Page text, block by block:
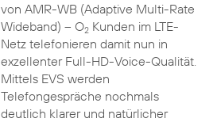
von AMR-WB (Adaptive Multi-Rate
Wideband) – O2Kunden im LTE-
Netz telefonieren damit nun in
exzellenter Full-HD-Voice-Qualität.
Mittels EVS werden
Telefongespräche nochmals
deutlich klarer und natürlicher